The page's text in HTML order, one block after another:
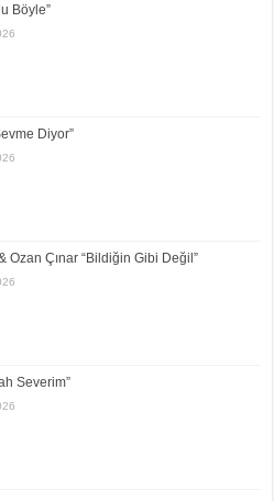
Böyle”
Diyor”
Ozan Çınar “Bildiğin Gibi Değil”
Severim”